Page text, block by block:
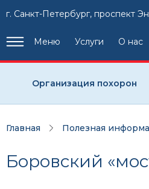
г. Санкт-Петербург, проспект
Меню Услуги О нас
Организация похорон
Главная Полезная
Боровский